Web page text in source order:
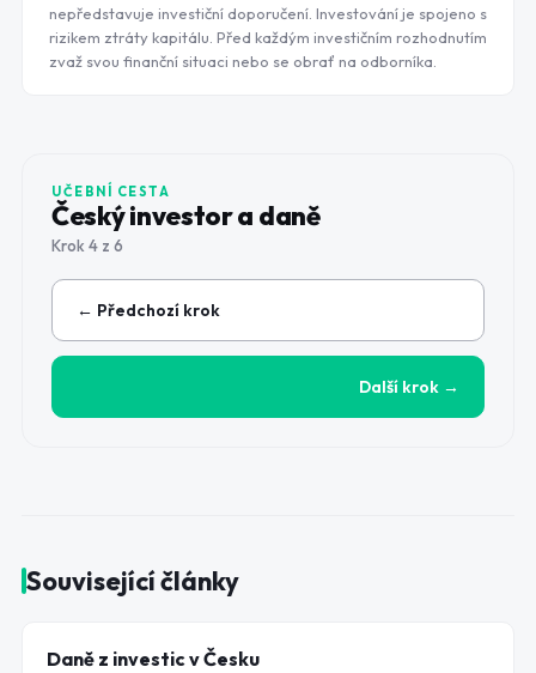
nepředstavuje investiční doporučení. Investování je spojeno s
rizikem ztráty kapitálu. Před každým investičním rozhodnutím
zvaž svou finanční situaci nebo se obrať na odborníka.
UČEBNÍ CESTA
Český investor a daně
Krok 4 z 6
← Předchozí krok
Další krok →
Související články
Daně z investic v Česku